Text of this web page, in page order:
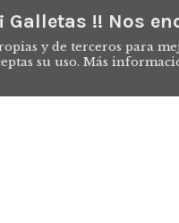
Galletas !! Nos
y de terceros para
su uso. Más